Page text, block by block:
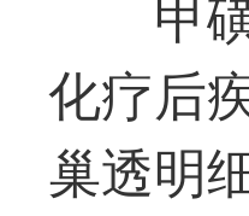
化疗后
巢透明